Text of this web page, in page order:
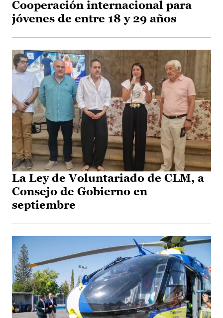
Cooperación internacional para
jóvenes de entre 18 y 29 años
La Ley de Voluntariado de CLM, a
Consejo de Gobierno en
septiembre